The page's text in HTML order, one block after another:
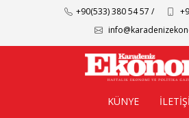
+90(533) 380 54 57 /
KÜNYE